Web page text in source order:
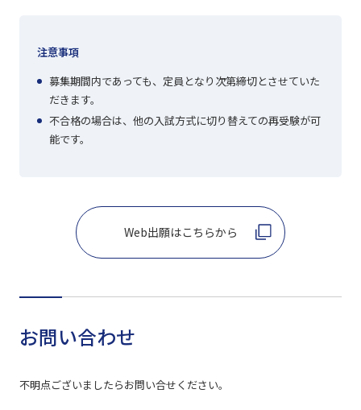
注意事項
募集期間内であっても、定員となり次第締切とさせていた
だきます。
不合格の場合は、他の入試方式に切り替えての再受験が可
能です。
Web出願はこちらから
お問い合わせ
不明点ございましたらお問い合せください。